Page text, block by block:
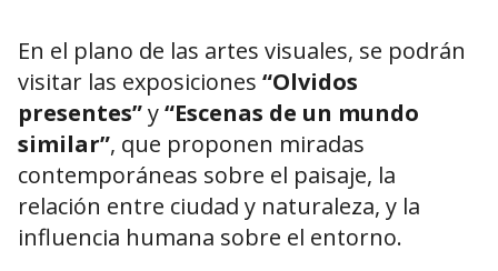
En el plano de las artes visuales, se podrán
visitar las exposiciones “Olvidos
presentes”y“Escenas de un mundo
similar”, que proponen miradas
contemporáneas sobre el paisaje, la
relación entre ciudad y naturaleza, y la
influencia humana sobre el entorno.